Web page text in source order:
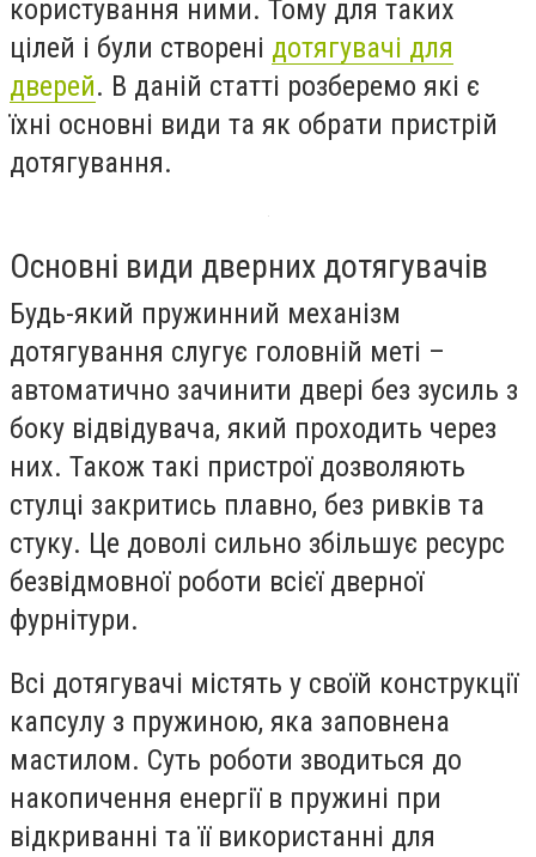
користування ними. Тому для таких
цілей і були створені дотягувачі для
дверей. В даній статті розберемо які є
їхні основні види та як обрати пристрій
дотягування.
Основні види дверних дотягувачів
Будь-який пружинний механізм
дотягування слугує головній меті –
автоматично зачинити двері без зусиль з
боку відвідувача, який проходить через
них. Також такі пристрої дозволяють
стулці закритись плавно, без ривків та
стуку. Це доволі сильно збільшує ресурс
безвідмовної роботи всієї дверної
фурнітури.
Всі дотягувачі містять у своїй конструкції
капсулу з пружиною, яка заповнена
мастилом. Суть роботи зводиться до
накопичення енергії в пружині при
відкриванні та її використанні для